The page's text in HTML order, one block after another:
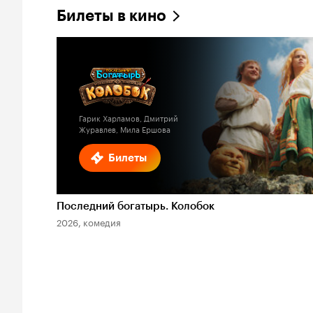
Билеты в кино
Билеты
Гарик Харламов, Дмитрий
Журавлев, Мила Ершова
Последний богатырь. Колобок
2026, комедия